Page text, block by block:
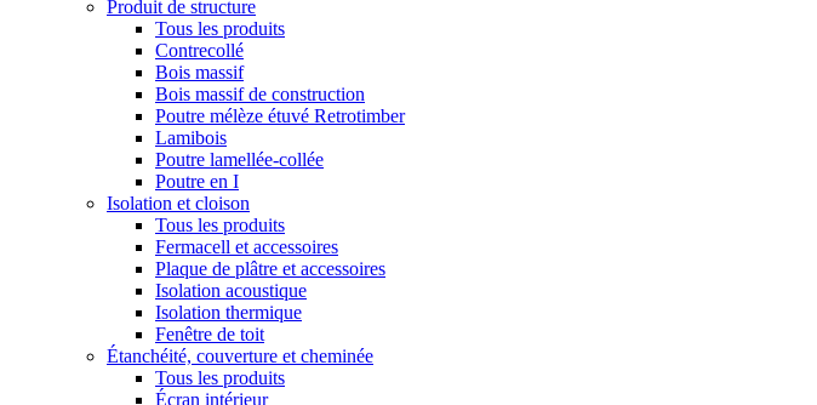
Produit de structure
Tous les produits
Contrecollé
Bois massif
Bois massif de construction
Poutre mélèze étuvé Retrotimber
Lamibois
Poutre lamellée-collée
Poutre en I
Isolation et cloison
Tous les produits
Fermacell et accessoires
Plaque de plâtre et accessoires
Isolation acoustique
Isolation thermique
Fenêtre de toit
Étanchéité, couverture et cheminée
Tous les produits
Écran intérieur